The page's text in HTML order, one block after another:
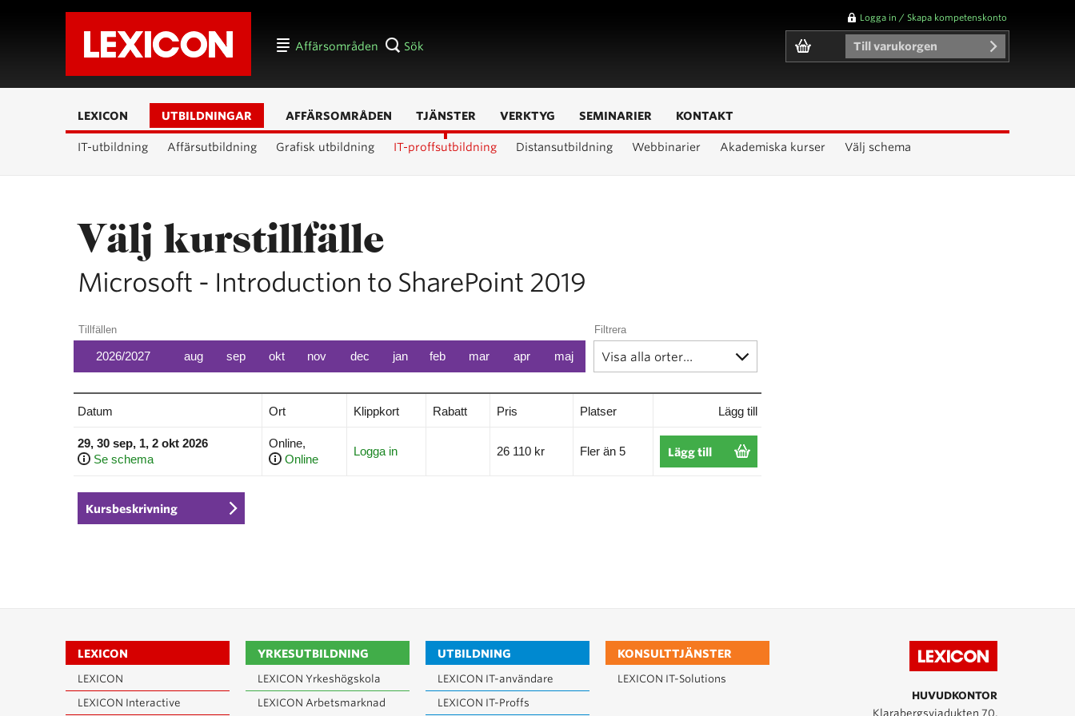
Affärsområden Sök
Logga in / Skapa kompetenskonto
Till varukorgen
LEXICON UTBILDNINGAR
IT-utbildning Affärsutbildning Grafisk utbildning IT-proffsutbildning Distansutbildning Webbinarier Akademiska kurser Välj schema
AFFÄRSOMRÅDEN TJÄNSTER VERKTYG SEMINARIER KONTAKT
Välj kurstillfälle
Microsoft - Introduction to SharePoint 2019
Tillfällen
2026/2027 aug sep okt nov dec jan feb mar apr maj
Filtrera
Datum Ort Klippkort Rabatt Pris Platser Lägg till
29, 30 sep, 1, 2 okt 2026
Se schema
Online,
Online
Logga in 26 110 kr Fler än 5 Lägg till
Kursbeskrivning
LEXICON
LEXICON
LEXICON Interactive
YRKESUTBILDNING
LEXICON Yrkeshögskola
LEXICON Arbetsmarknad
UTBILDNING
LEXICON IT-användare
LEXICON IT-Proffs
KONSULTTJÄNSTER
LEXICON IT-Solutions
HUVUDKONTOR
Klarabergsviadukten 70,